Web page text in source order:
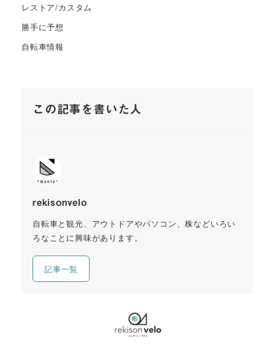
レストア/カスタム
勝手に予想
自転車情報
この記事を書いた人
rekisonvelo
自転車と観光、アウトドアやパソコン、株などいろい
ろなことに興味があります。
記事一覧